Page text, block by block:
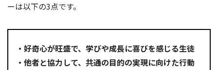
ーは以下の3点です。
・好奇心が旺盛で、学びや成長に喜びを感じる生徒
・他者と協力して、共通の目的の実現に向けた行動